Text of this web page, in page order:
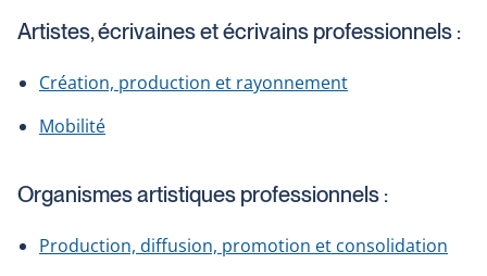
Artistes, écrivaines et écrivains professionnels :
Création, production et rayonnement
Mobilité
Organismes artistiques professionnels :
Production, diffusion, promotion et consolidation